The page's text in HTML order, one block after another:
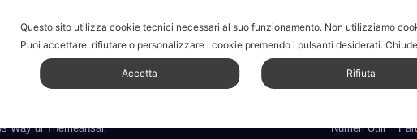
Way diThemeansar.
Amministrative 2022
Numeri Utili
Questo sito utilizza cookie tecnici necessari al suo funzionamento. Non utilizziamo
Puoi accettare, rifiutare o personalizzare i cookie premendo i pulsanti desiderati.
Accetta Rifiuta